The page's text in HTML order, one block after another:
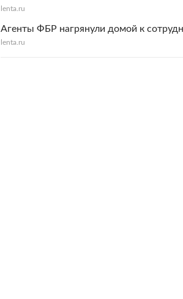
lenta.ru
Агенты ФБР нагрянули домой к
lenta.ru